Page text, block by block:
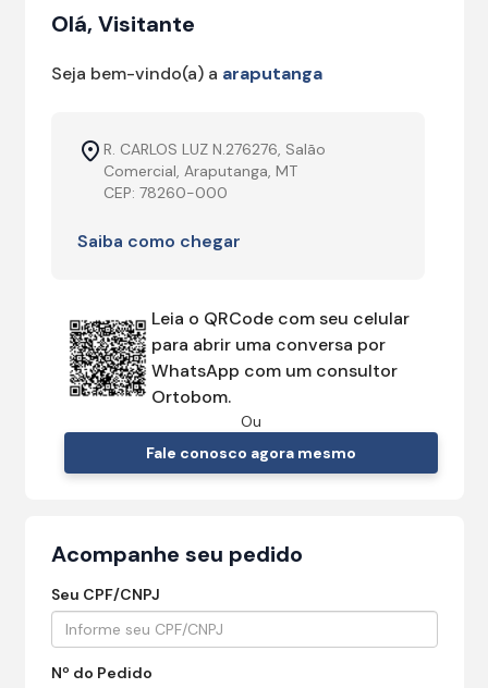
Olá, Visitante
Seja bem-vindo(a) a araputanga
R. CARLOS LUZ N.276276, Salão
Comercial, Araputanga, MT
CEP: 78260-000
Saiba como chegar
Leia o QRCode com seu celular
para abrir uma conversa por
WhatsApp com um consultor
Ortobom.
Ou
Fale conosco agora mesmo
Acompanhe seu pedido
Seu CPF/CNPJ
Nº do Pedido